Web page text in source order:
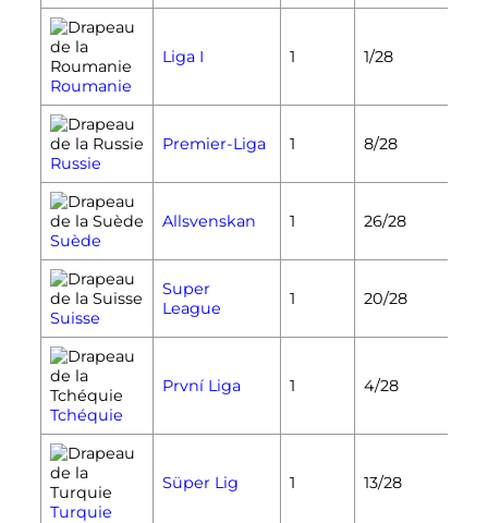
Roumanie
Liga I 1 1/28
Russie
Premier-Liga 1 8/28
Suède
Allsvenskan 1 26/28
Suisse
Super
League
1 20/28
Tchéquie
První Liga 1 4/28
Turquie
Süper Lig 1 13/28